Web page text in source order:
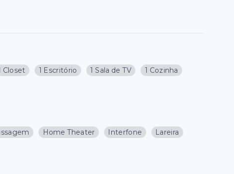
Closet 1 Escritório 1 Sala de TV
1 Cozinha
Home Theater Interfone
Lareira